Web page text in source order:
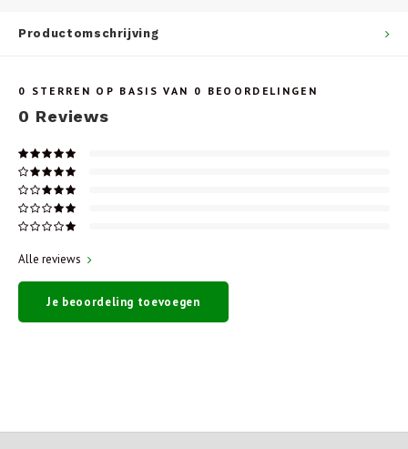
Productomschrijving
0 STERREN OP BASIS VAN 0 BEOORDELINGEN
0 Reviews
Alle reviews
Je beoordeling toevoegen